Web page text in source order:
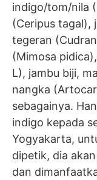
indigo/tom/nila
(Ceripus tagal),
tegeran
(Mimosa
L), jambu biji,
nangka
sebagainya.
indigo kepada
Yogyakarta,
dipetik, dia
dan